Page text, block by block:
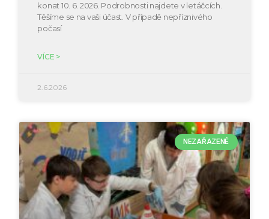
konat 10. 6. 2026. Podrobnosti najdete v letáčcích.
Těšíme se na vaši účast. V případě nepříznivého
počasí
VÍCE >
2.6.2026
NEZAŘAZENÉ